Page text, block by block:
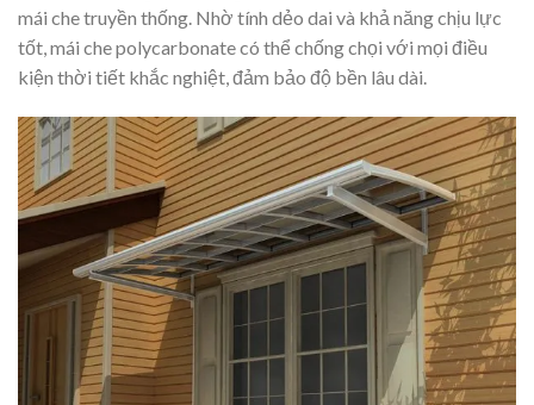
mái che truyền thống. Nhờ tính dẻo dai và khả năng chịu lực
tốt, mái che polycarbonate có thể chống chọi với mọi điều
kiện thời tiết khắc nghiệt, đảm bảo độ bền lâu dài.